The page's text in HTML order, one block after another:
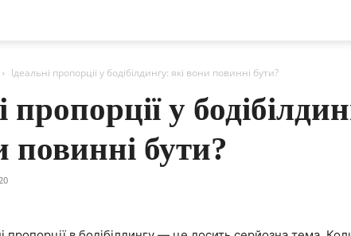
Ідеальні пропорції у бодібілдингу: які вони повинні бути?
пропорції у
повинні бути?